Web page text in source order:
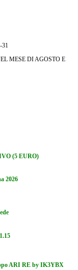
31
MESE DI AGOSTO E
(5 EURO)
2026
ARI RE by IK3YBX